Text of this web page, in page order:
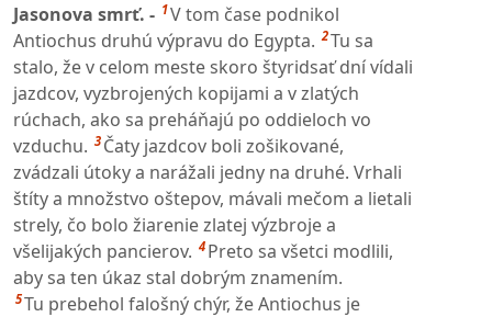
Jasonova smrť. - 1V tom čase podnikol
Antiochus druhú výpravu do Egypta. 2Tu sa
stalo, že v celom meste skoro štyridsať dní vídali
jazdcov, vyzbrojených kopijami a v zlatých
rúchach, ako sa preháňajú po oddieloch vo
vzduchu. 3 Čaty jazdcov boli zošikované,
zvádzali útoky a narážali jedny na druhé. Vrhali
štíty a množstvo oštepov, mávali mečom a lietali
strely, čo bolo žiarenie zlatej výzbroje a
všelijakých pancierov. 4 Preto sa všetci modlili,
aby sa ten úkaz stal dobrým znamením.
5Tu prebehol falošný chýr, že Antiochus je